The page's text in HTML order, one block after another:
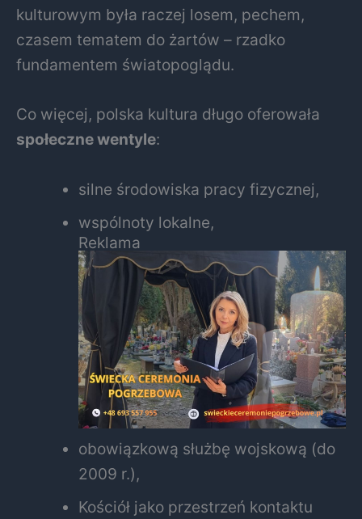
kulturowym była raczej losem, pechem,
czasem tematem do żartów – rzadko
fundamentem światopoglądu.
Co więcej, polska kultura długo oferowała
społeczne wentyle:
silne środowiska pracy fizycznej,
wspólnoty lokalne,
Reklama
obowiązkową służbę wojskową (do
2009 r.),
Kościół jako przestrzeń kontaktu